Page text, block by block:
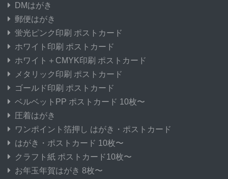
DMはがき
郵便はがき
蛍光ピンク印刷 ポストカード
ホワイト印刷 ポストカード
ホワイト＋CMYK印刷 ポストカード
メタリック印刷 ポストカード
ゴールド印刷 ポストカード
ベルベットPP ポストカード 10枚〜
圧着はがき
ワンポイント箔押し はがき・ポストカード
はがき・ポストカード 10枚〜
クラフト紙 ポストカード10枚〜
お年玉年賀はがき 8枚〜